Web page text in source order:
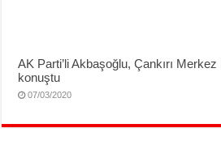
AK Parti’li Akbaşoğlu, Çankırı
konuştu
07/03/2020